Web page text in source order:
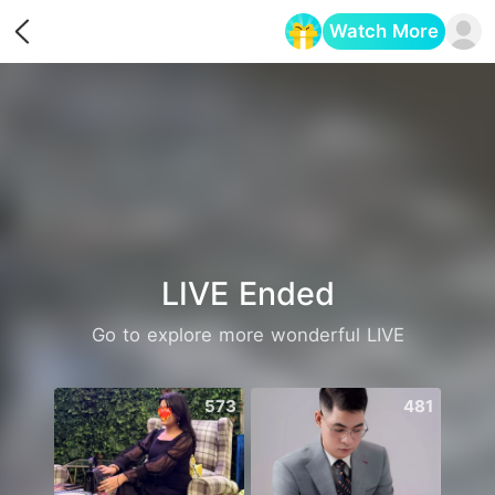
Watch More
LIVE Ended
Go to explore more wonderful LIVE
573 481